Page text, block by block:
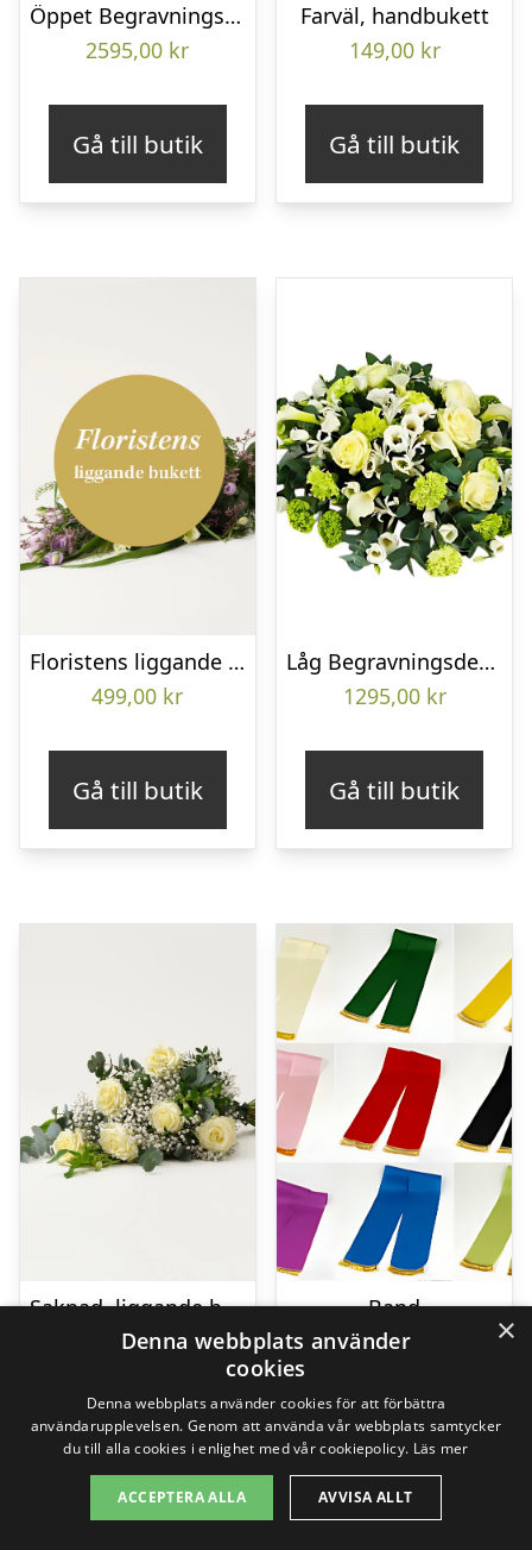
Öppet Begravningshjärta
2595,00 kr
Gå till butik
Farväl, handbukett
149,00 kr
Gå till butik
Floristens liggande bukett
499,00 kr
Gå till butik
Låg Begravningsdekoration
1295,00 kr
Gå till butik
Saknad, liggande bukett
799,00kr
Gå till butik
Band
295,00
Gå till butik
×
Denna webbplats använder
cookies
Denna webbplats använder cookies för att förbättra
användarupplevelsen. Genom att använda vår webbplats samtycker
du till alla cookies i enlighet med vår cookiepolicy. Läs mer
ACCEPTERA ALLA AVVISA ALLT